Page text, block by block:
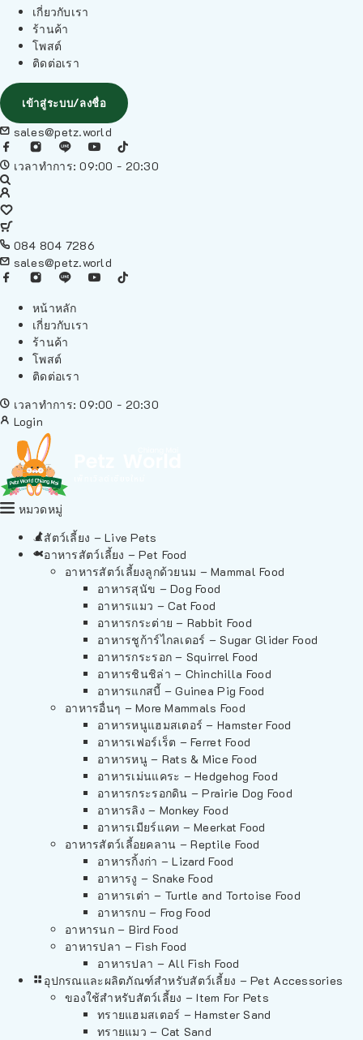
เกี่ยวกับเรา
ร้านค้า
โพสต์
ติดต่อเรา
เข้าสู่ระบบ/ลงชื่อ
sales@petz.world
เวลาทำการ: 09:00 - 20:30
084 804 7286
sales@petz.world
หน้าหลัก
เกี่ยวกับเรา
ร้านค้า
โพสต์
ติดต่อเรา
เวลาทำการ: 09:00 - 20:30
Login
หมวดหมู่
สัตว์เลี้ยง – Live Pets
อาหารสัตว์เลี้ยง – Pet Food
อาหารสัตว์เลี้ยงลูกด้วยนม – Mammal Food
อาหารสุนัข – Dog Food
อาหารแมว – Cat Food
อาหารกระต่าย – Rabbit Food
อาหารชูก้าร์ไกลเดอร์ – Sugar Glider Food
อาหารกระรอก – Squirrel Food
อาหารชินชิล่า – Chinchilla Food
อาหารแกสบี้ – Guinea Pig Food
อาหารอื่นๆ – More Mammals Food
อาหารหนูแฮมสเตอร์ – Hamster Food
อาหารเฟอร์เร็ต – Ferret Food
อาหารหนู – Rats & Mice Food
อาหารเม่นแคระ – Hedgehog Food
อาหารกระรอกดิน – Prairie Dog Food
อาหารลิง – Monkey Food
อาหารเมียร์แคท – Meerkat Food
อาหารสัตว์เลี้อยคลาน – Reptile Food
อาหารกิ้งก่า – Lizard Food
อาหารงู – Snake Food
อาหารเต่า – Turtle and Tortoise Food
อาหารกบ – Frog Food
อาหารนก – Bird Food
อาหารปลา – Fish Food
อาหารปลา – All Fish Food
อุปกรณและผลิตภัณฑ์สำหรับสัตว์เลี้ยง – Pet Accessories
ของใช้สำหรับสัตว์เลี้ยง – Item For Pets
ทรายแฮมสเตอร์ – Hamster Sand
ทรายแมว – Cat Sand